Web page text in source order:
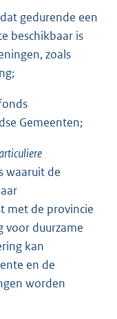
gedurende een
beschikbaar is
zoals
Gemeenten;
waaruit de
met de provincie
voor duurzame
kan
en de
worden